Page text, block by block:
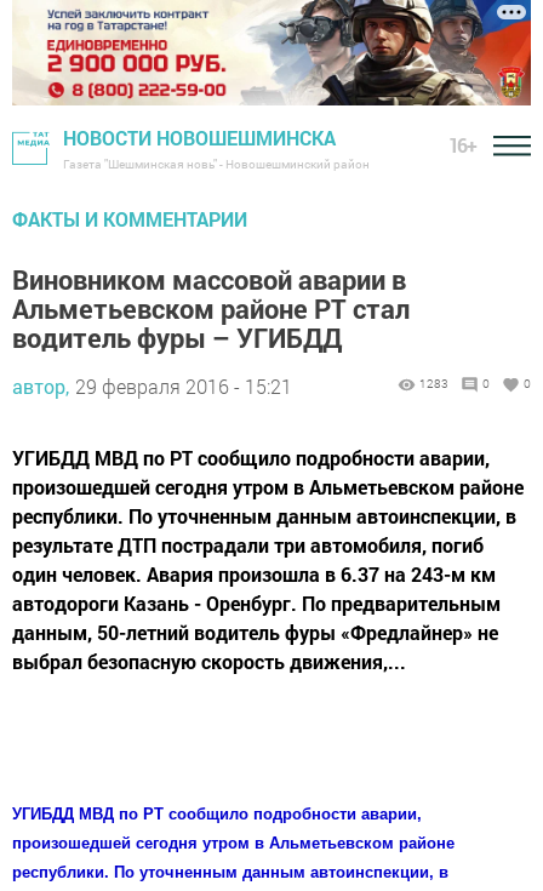
НОВОСТИ НОВОШЕШМИНСКА
Газета "Шешминская новь" - Новошешминский район
16+
ФАКТЫ И КОММЕНТАРИИ
Виновником массовой аварии в
Альметьевском районе РТ стал
водитель фуры – УГИБДД
автор, 29 февраля 2016 - 15:21 1283 0 0
УГИБДД МВД по РТ сообщило подробности аварии,
произошедшей сегодня утром в Альметьевском районе
республики. По уточненным данным автоинспекции, в
результате ДТП пострадали три автомобиля, погиб
один человек. Авария произошла в 6.37 на 243-м км
автодороги Казань - Оренбург. По предварительным
данным, 50-летний водитель фуры «Фредлайнер» не
выбрал безопасную скорость движения,...
УГИБДД МВД по РТ сообщило подробности аварии,
произошедшей сегодня утром в Альметьевском районе
республики. По уточненным данным автоинспекции, в